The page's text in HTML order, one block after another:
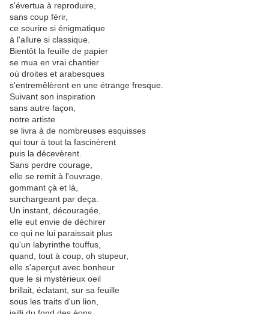
s'évertua à reproduire,
sans coup férir,
ce sourire si énigmatique
à l'allure si classique.
Bientôt la feuille de papier
se mua en vrai chantier
où droites et arabesques
s'entremêlèrent en une étrange fresque.
Suivant son inspiration
sans autre façon,
notre artiste
se livra à de nombreuses esquisses
qui tour à tout la fascinèrent
puis la décevèrent.
Sans perdre courage,
elle se remit à l'ouvrage,
gommant çà et là,
surchargeant par deça.
Un instant, découragée,
elle eut envie de déchirer
ce qui ne lui paraissait plus
qu'un labyrinthe touffus,
quand, tout à coup, oh stupeur,
elle s'aperçut avec bonheur
que le si mystérieux oeil
brillait, éclatant, sur sa feuille
sous les traits d'un lion,